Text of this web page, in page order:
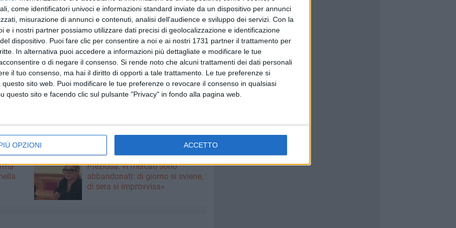
come identificatori univoci e informazioni standard inviate da un dispositivo per annunci
misurazione di annunci e contenuti, analisi dell'audience e sviluppo dei servizi. Con la
e i nostri partner possiamo utilizzare dati precisi di geolocalizzazione e identificazione
dispositivo. Puoi fare clic per consentire a noi e ai nostri 1731 partner il trattamento per
In alternativa puoi accedere a informazioni più dettagliate e modificare le tue
o di negare il consenso. Si rende noto che alcuni trattamenti dei dati personali
il tuo consenso, ma hai il diritto di opporti a tale trattamento. Le tue preferenze si
sito web. Puoi modificare le tue preferenze o revocare il consenso in qualsiasi
questo sito e facendo clic sul pulsante "Privacy" in fondo alla pagina web.
OPZIONI ACCETTO
a Bisceglie). Fu quello l'ultimo precedente tra le
sette gare disputate con quattro affermazioni della
e un solo successo (fuori casa) dei nerazzurri.
6 AGOSTO 2026
Preziosa: «I mercati sono
abbandonati: di giorno si sviene,
di sera si improvvisa»